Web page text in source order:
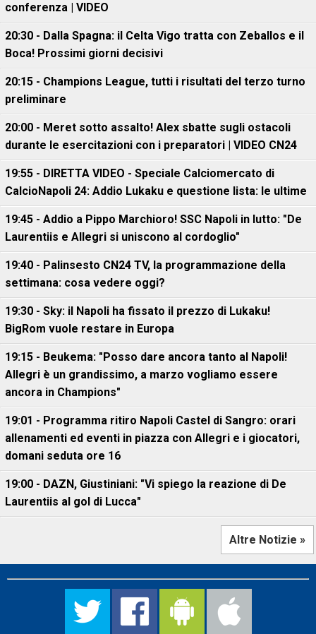
conferenza | VIDEO
20:30 - Dalla Spagna: il Celta Vigo tratta con Zeballos e il
Boca! Prossimi giorni decisivi
20:15 - Champions League, tutti i risultati del terzo turno
preliminare
20:00 - Meret sotto assalto! Alex sbatte sugli ostacoli
durante le esercitazioni con i preparatori | VIDEO CN24
19:55 - DIRETTA VIDEO - Speciale Calciomercato di
CalcioNapoli 24: Addio Lukaku e questione lista: le ultime
19:45 - Addio a Pippo Marchioro! SSC Napoli in lutto: "De
Laurentiis e Allegri si uniscono al cordoglio"
19:40 - Palinsesto CN24 TV, la programmazione della
settimana: cosa vedere oggi?
19:30 - Sky: il Napoli ha fissato il prezzo di Lukaku!
BigRom vuole restare in Europa
19:15 - Beukema: "Posso dare ancora tanto al Napoli!
Allegri è un grandissimo, a marzo vogliamo essere
ancora in Champions"
19:01 - Programma ritiro Napoli Castel di Sangro: orari
allenamenti ed eventi in piazza con Allegri e i giocatori,
domani seduta ore 16
19:00 - DAZN, Giustiniani: "Vi spiego la reazione di De
Laurentiis al gol di Lucca"
Altre Notizie »